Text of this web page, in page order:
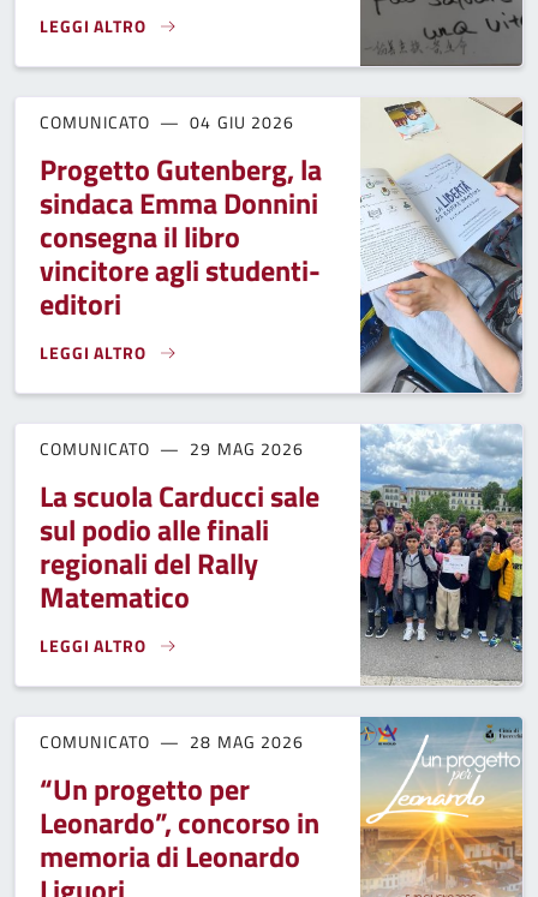
LEGGI ALTRO
IL COMUNE DI FUCECCHIO ESPONE I LAVORI DEGLI
COMUNICATO 04 GIU 2026
Progetto Gutenberg, la
sindaca Emma Donnini
consegna il libro
vincitore agli studenti-
editori
LEGGI ALTRO
PROGETTO GUTENBERG, LA SINDACA EMMA DONNINI
COMUNICATO 29 MAG 2026
La scuola Carducci sale
sul podio alle finali
regionali del Rally
Matematico
LEGGI ALTRO
LA SCUOLA CARDUCCI SALE SUL PODIO ALLE FINALI
COMUNICATO 28 MAG 2026
“Un progetto per
Leonardo”, concorso in
memoria di Leonardo